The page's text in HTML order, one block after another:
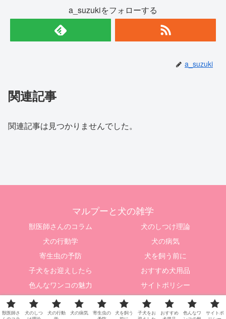
a_suzukiをフォローする
a_suzuki
関連記事
関連記事は見つかりませんでした。
マルプーと犬の雑学
獣医師さんのコラム
犬のしつけ理論
犬の行動学
犬の病気
寄生虫の予防
犬を飼う前に
子犬をお迎えしたら
おすすめ犬用品
色んなワンコの魅力
サイトポリシー
© 2015 マルプーと犬の雑学.
獣医師さ
犬のしつ
犬の行動
犬の病気
寄生虫の
犬を飼う
子犬をお
おすすめ
色んなワ
サイトポ